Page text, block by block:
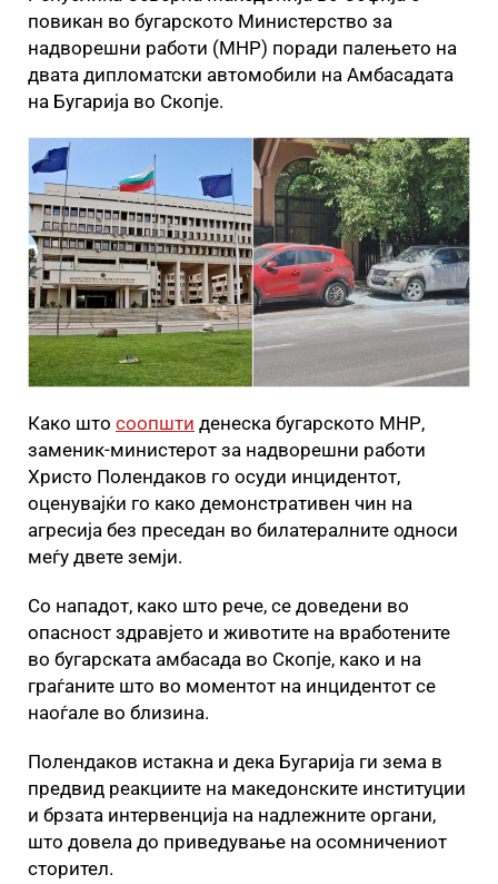
повикан во бугарското Министерство за
надворешни работи (МНР) поради палењето на
двата дипломатски автомобили на Амбасадата
на Бугарија во Скопје.
Како што соопшти денеска бугарското МНР,
заменик-министерот за надворешни работи
Христо Полендаков го осуди инцидентот,
оценувајќи го како демонстративен чин на
агресија без преседан во билатералните односи
меѓу двете земји.
Со нападот, како што рече, се доведени во
опасност здравјето и животите на вработените
во бугарската амбасада во Скопје, како и на
граѓаните што во моментот на инцидентот се
наоѓале во близина.
Полендаков истакна и дека Бугарија ги зема в
предвид реакциите на македонските институции
и брзата интервенција на надлежните органи,
што довела до приведување на осомничениот
сторител.